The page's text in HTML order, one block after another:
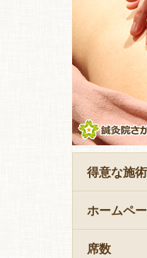
得意な施術
ホームペ
席数